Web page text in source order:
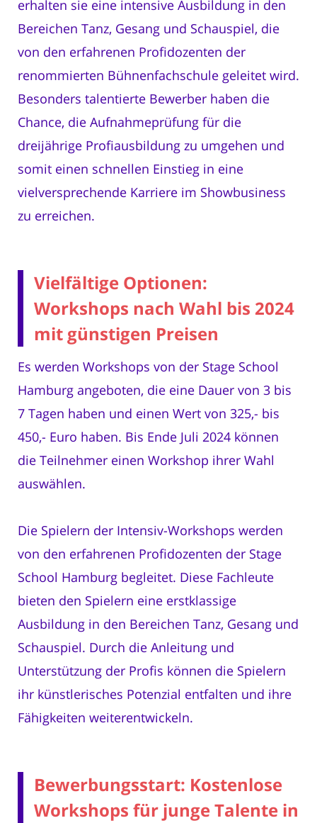
erhalten sie eine intensive Ausbildung in den
Bereichen Tanz, Gesang und Schauspiel, die
von den erfahrenen Profidozenten der
renommierten Bühnenfachschule geleitet wird.
Besonders talentierte Bewerber haben die
Chance, die Aufnahmeprüfung für die
dreijährige Profiausbildung zu umgehen und
somit einen schnellen Einstieg in eine
vielversprechende Karriere im Showbusiness
zu erreichen.
Vielfältige Optionen:
Workshops nach Wahl bis 2024
mit günstigen Preisen
Es werden Workshops von der Stage School
Hamburg angeboten, die eine Dauer von 3 bis
7 Tagen haben und einen Wert von 325,- bis
450,- Euro haben. Bis Ende Juli 2024 können
die Teilnehmer einen Workshop ihrer Wahl
auswählen.
Die Spielern der Intensiv-Workshops werden
von den erfahrenen Profidozenten der Stage
School Hamburg begleitet. Diese Fachleute
bieten den Spielern eine erstklassige
Ausbildung in den Bereichen Tanz, Gesang und
Schauspiel. Durch die Anleitung und
Unterstützung der Profis können die Spielern
ihr künstlerisches Potenzial entfalten und ihre
Fähigkeiten weiterentwickeln.
Bewerbungsstart: Kostenlose
Workshops für junge Talente in